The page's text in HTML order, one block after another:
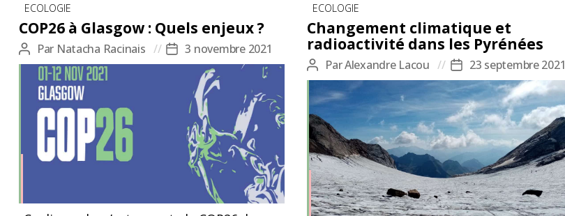
ECOLOGIE
COP26 à Glasgow : Quels enjeux ?
Auteur
de
l’article
Par Natacha Racinais
Date
de
l’article
3 novembre 2021
ECOLOGIE
Changement climatique et
radioactivité dans les Pyrénées
Auteur
de
l’article
ParAlexandre Lacou
Date
de
l’article
23 septembre 2021